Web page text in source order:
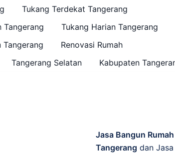
Tukang Terdekat Tangerang
Tangerang
Tukang Harian Tangerang
Tangerang
Renovasi Rumah
Tangerang Selatan Kabupaten
Jasa Bangun Rumah
Tangerang dan